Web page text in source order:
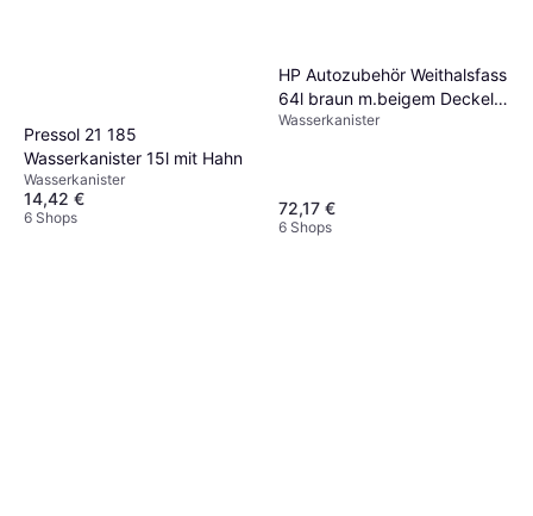
Pressol 21 185
Wasserkanister 15l mit Hahn
Wasserkanister
14,42 €
6 Shops
HP Autozubehör Weithalsfass
64l braun m.beigem Deckel
m.2 Tragegriffen
Wasserkanister
72,17 €
6 Shops